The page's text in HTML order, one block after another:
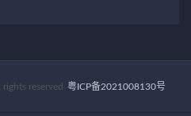
rights reserved 粤ICP备2021008130号